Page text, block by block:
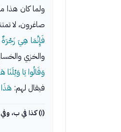
ولما كان هذا
صاغرون، لا
فَإِنَّمَا هِيَ
والخزي
وَقَالُوا يَا
فيقال لهم:
(١) كذا في ب، وفي أ: تربيتهم.